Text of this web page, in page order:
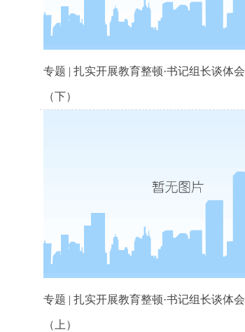
专题 | 扎实开展教育整顿·书记组长谈体会
（下）
专题 | 扎实开展教育整顿·书记组长谈体会
（上）